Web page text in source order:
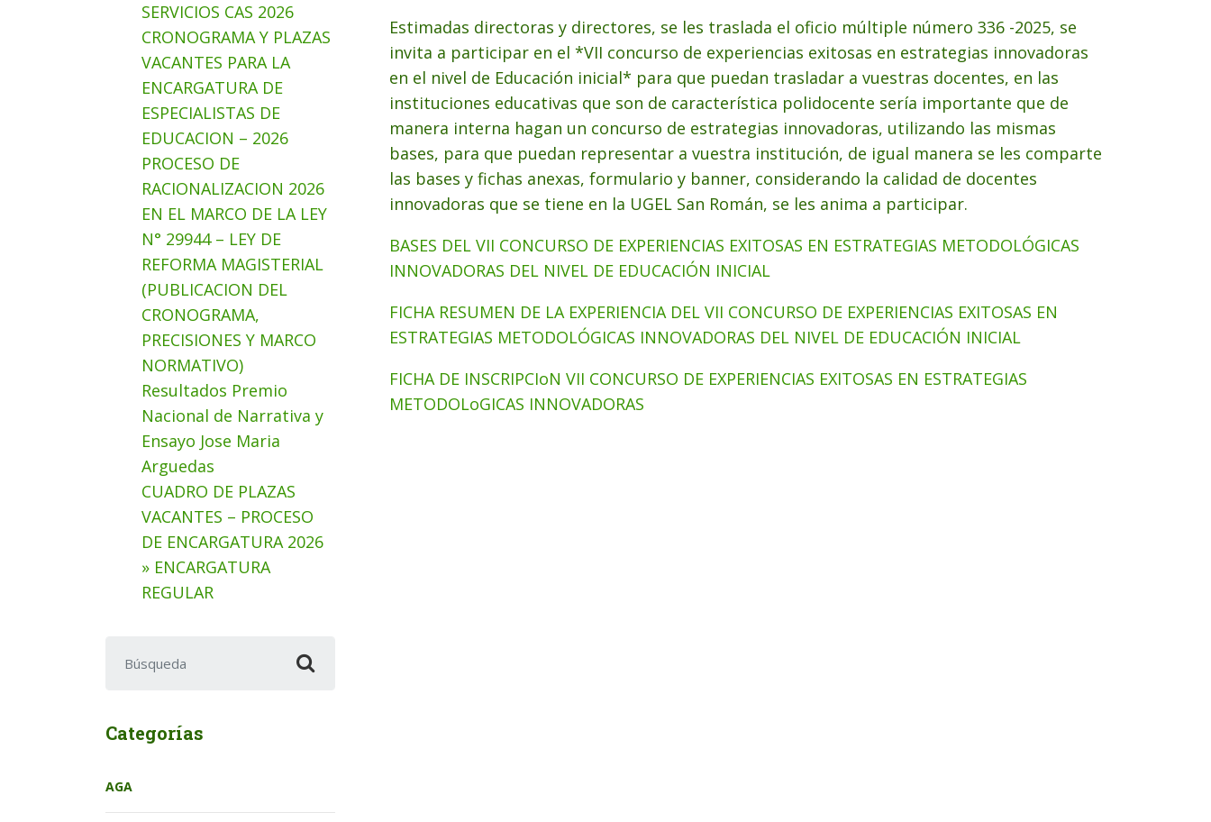
Estimadas directoras y directores, se les traslada el oficio múltiple número 336 -2025, se
invita a participar en el *VII concurso de experiencias exitosas en estrategias innovadoras
en el nivel de Educación inicial* para que puedan trasladar a vuestras docentes, en las
instituciones educativas que son de característica polidocente sería importante que de
manera interna hagan un concurso de estrategias innovadoras, utilizando las mismas
bases, para que puedan representar a vuestra institución, de igual manera se les comparte
las bases y fichas anexas, formulario y banner, considerando la calidad de docentes
innovadoras que se tiene en la UGEL San Román, se les anima a participar.
BASES DEL VII CONCURSO DE EXPERIENCIAS EXITOSAS EN ESTRATEGIAS METODOLÓGICAS
INNOVADORAS DEL NIVEL DE EDUCACIÓN INICIAL
FICHA RESUMEN DE LA EXPERIENCIA DEL VII CONCURSO DE EXPERIENCIAS EXITOSAS EN
ESTRATEGIAS METODOLÓGICAS INNOVADORAS DEL NIVEL DE EDUCACIÓN INICIAL
FICHA DE INSCRIPCIoN VII CONCURSO DE EXPERIENCIAS EXITOSAS EN ESTRATEGIAS
METODOLoGICAS INNOVADORAS
SERVICIOS CAS 2026
CRONOGRAMA Y PLAZAS
VACANTES PARA LA
ENCARGATURA DE
ESPECIALISTAS DE
EDUCACION – 2026
PROCESO DE
RACIONALIZACION 2026
EN EL MARCO DE LA LEY
N° 29944 – LEY DE
REFORMA MAGISTERIAL
(PUBLICACION DEL
CRONOGRAMA,
PRECISIONES Y MARCO
NORMATIVO)
Resultados Premio
Nacional de Narrativa y
Ensayo Jose Maria
Arguedas
CUADRO DE PLAZAS
VACANTES – PROCESO
DE ENCARGATURA 2026
» ENCARGATURA
REGULAR
Categorías
AGA